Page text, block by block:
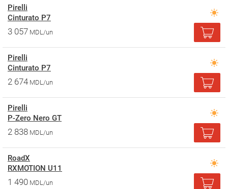
Pirelli
Cinturato P7
3 057 MDL/un
Pirelli
Cinturato P7
2 674 MDL/un
Pirelli
P-Zero Nero GT
2 838 MDL/un
RoadX
RXMOTION U11
1 490 MDL/un